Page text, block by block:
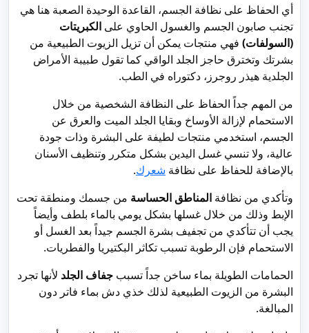
أي الحفاظ على نظافة الجسم، القاعدة الوحيدة الصعبة هنا هي
تجنب صابون الجسم والغسول الحاوي على الكبريتات
(السولفات) فهي منتجات يمكن أن تزيل الزيوت الطبيعية من
بشرتك وتخترق حاجز الجلد الواقي كما تقول طبيبة الأمراض
الجلدية هيذر روجرز، دكتوراه في الطب.
من المهم جداً الحفاظ على النظافة الشخصية من خلال
الاستحمام لإزالة الأوساخ وبقايا الجلد الميت والعرق عن
الجسم، استخدمي منتجات لطيفة على البشرة وذات جودة
عالية، ولا تنسي غسل اليدين بشكل متكرر وتنظيف الأسنان
بالإضافة للحفاظ على نظافة شعرك.
وتأكدي من نظافة المناطق الحساسة من جسمك ومنطقة تحت
الإبط وذلك من خلال غسلها بشكل يومي بالماء بلطف وأيضاً
يجب أن تتأكدي من تجفيف بشرة الجسم جيداً بعد الغسل أو
الاستحمام فإن الرطوبة تسبب تكاثر البكتيريا والفطريات.
الحمامات الطويلة بماء ساخن جداً تسبب جفاف الجلد لأنها تجرد
البشرة من الزيوت الطبيعية لذلك خذي دش بماء فاتر دون
المبالغة.